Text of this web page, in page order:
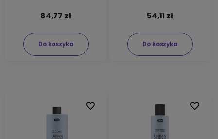
84,77 zł
Do koszyka
54,11 zł
Do koszyka
Do ulubionych Do